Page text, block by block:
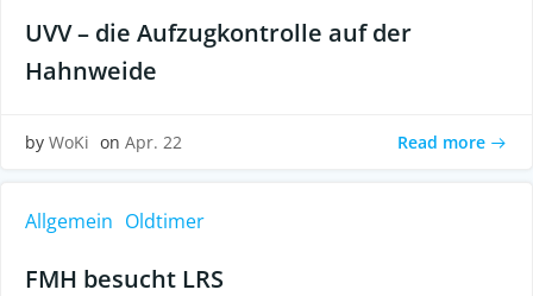
UVV – die Aufzugkontrolle auf der
Hahnweide
by WoKi on Apr. 22 Read more
Allgemein Oldtimer
FMH besucht LRS